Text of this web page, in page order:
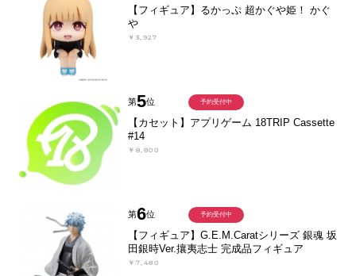
【フィギュア】るかっぷ 超かぐや姫！ かぐ
や
￥3,927
第5位
【カセット】アプリゲーム 18TRIP Cassette
#14
￥8,800
予約受付中
第6位
【フィギュア】G.E.M.Caratシリーズ 銀魂 坂
田銀時Ver.攘夷志士 完成品フィギュア
￥7,480
予約受付中